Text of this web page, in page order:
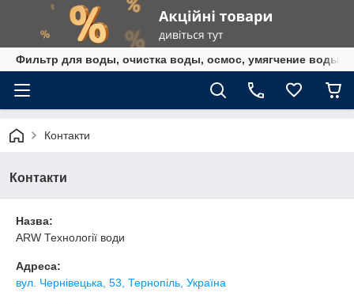
Фильтр для воды, очистка воды, осмос, умягчение воды,
Контакти
Контакти
Назва:
ARW Технології води
Адреса:
вул. Чернівецька, 53, Тернопіль, Україна